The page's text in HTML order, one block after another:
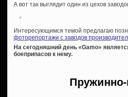
А вот так выглядит один из цехов
Интересующимся темой предлагаю
фоторепортажи с заводов
На сегодняшний день «Gamo»
боеприпасов к нему.